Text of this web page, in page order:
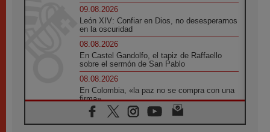
09.08.2026
León XIV: Confiar en Dios, no desesperarnos
en la oscuridad
08.08.2026
En Castel Gandolfo, el tapiz de Raffaello
sobre el sermón de San Pablo
08.08.2026
En Colombia, «la paz no se compra con una
firma»
08.08.2026
En Venezuela celebraron los 416 años del